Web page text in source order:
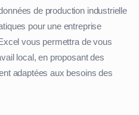
de production industrielle
pour une entreprise
vous permettra de vous
local, en proposant des
adaptées aux besoins des